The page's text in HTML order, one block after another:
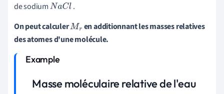
de sodiumNaCl
.
On peut calculerMr en additionnant les masses relatives
des atomes d'une molécule.
Masse moléculaire relative de l'eau